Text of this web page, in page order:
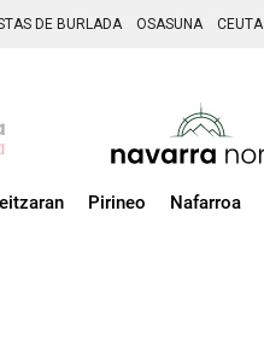
DE BURLADA OSASUNA CEUTA
Pirineo Nafarroa